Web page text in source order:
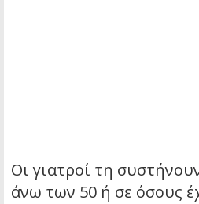
Οι γιατροί τη
άνω των 50 ή σε όσους